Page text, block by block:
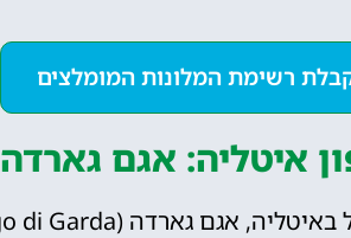
רשימת המלונות המומלצים
איטליה: אגם גארדה